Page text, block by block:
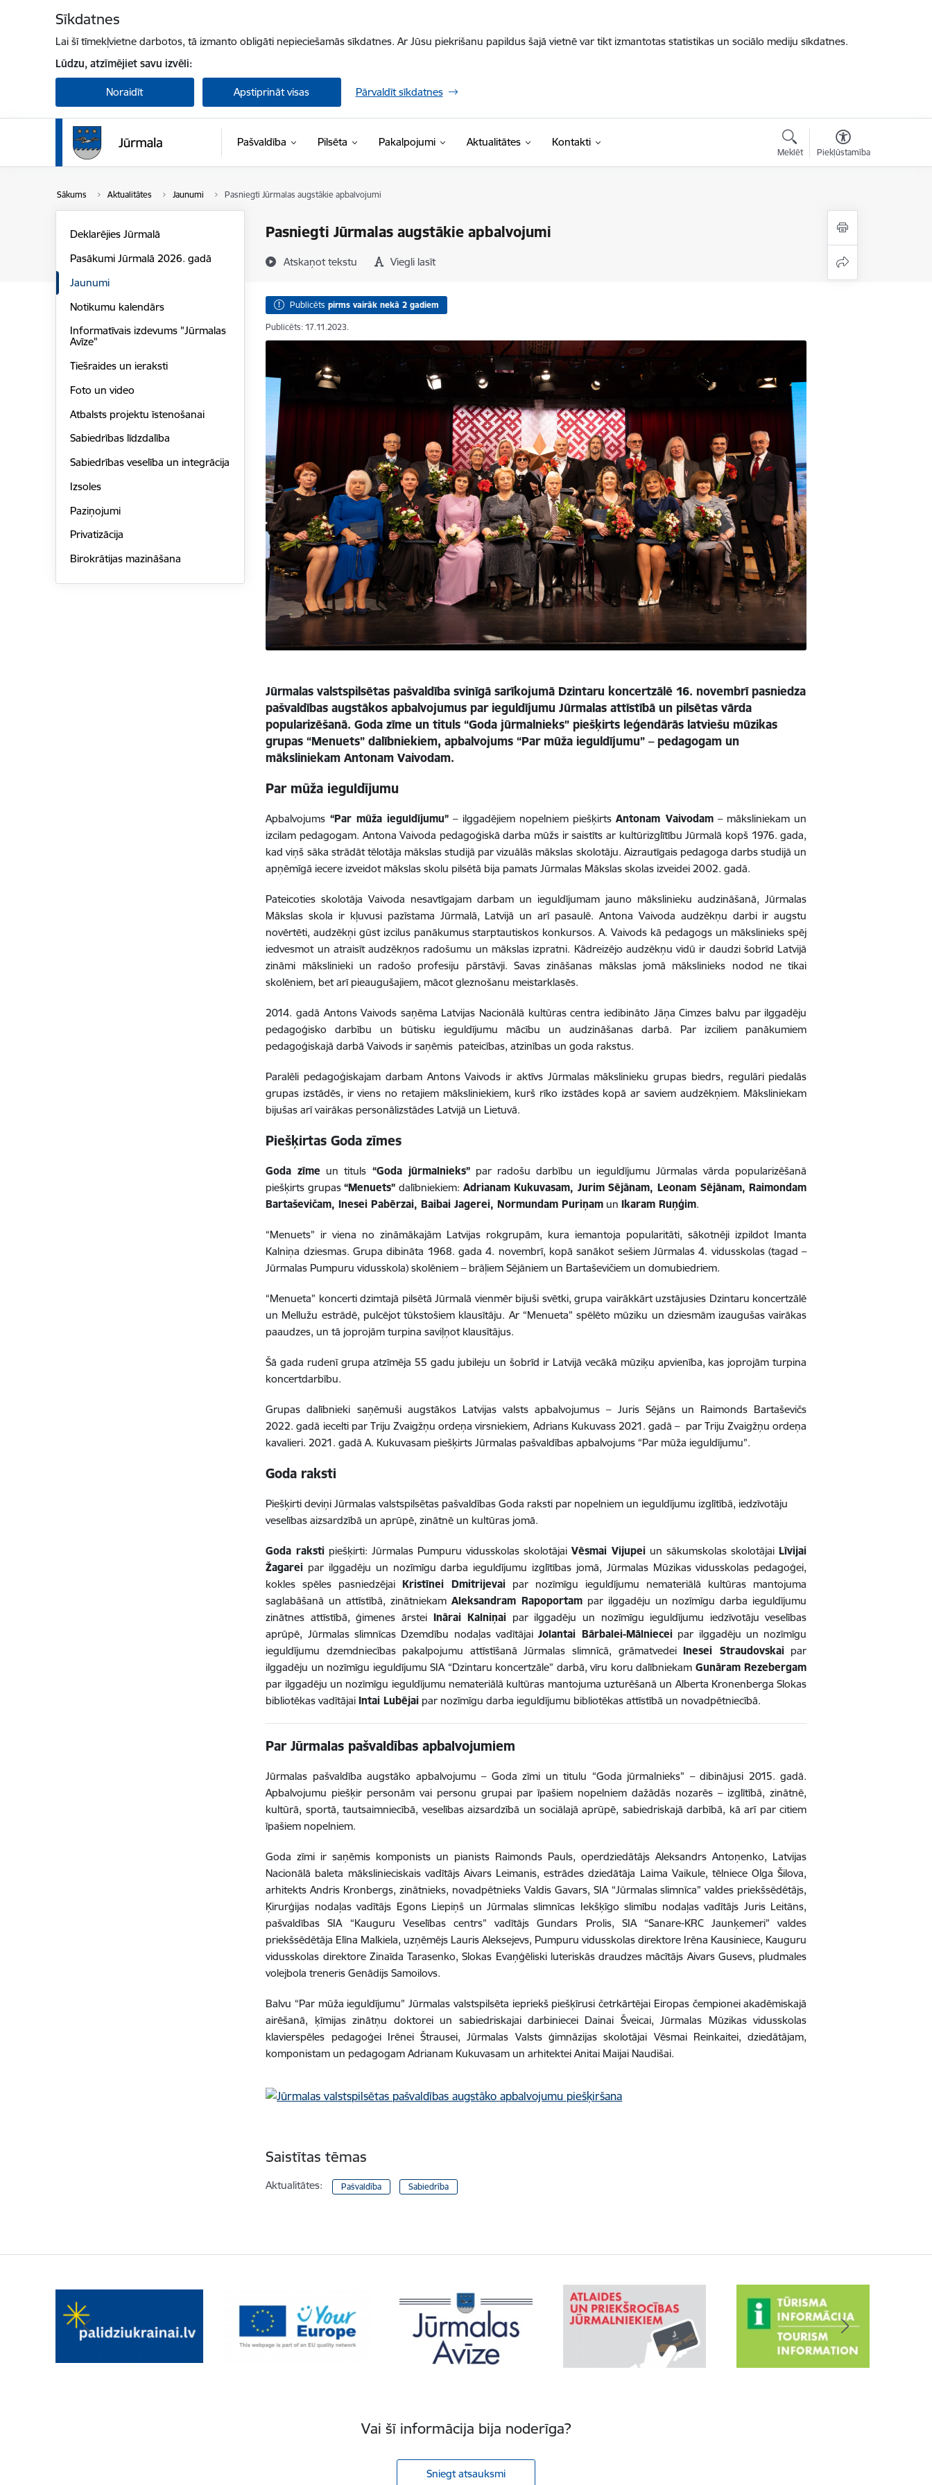
Sīkdatnes
Lai šī tīmekļvietne darbotos, tā izmanto obligāti nepieciešamās sīkdatnes. Ar Jūsu piekrišanu papildus šajā vietnē var tikt izmantotas statistikas un sociālo mediju sīkdatnes.
Lūdzu, atzīmējiet savu izvēli:
Noraidīt Apstiprināt visas Pārvaldīt sīkdatnes
Pašvaldība Pilsēta Pakalpojumi Aktualitātes Kontakti
Meklēt Piekļūstamība
Sākums Aktualitātes Jaunumi Pasniegti Jūrmalas augstākie apbalvojumi
Pasniegti Jūrmalas augstākie apbalvojumi
Atskaņot tekstu Viegli lasīt
Deklarējies Jūrmalā
Pasākumi Jūrmalā 2026. gadā
Jaunumi
Notikumu kalendārs
Informatīvais izdevums "Jūrmalas
Avīze"
Tiešraides un ieraksti
Foto un video
Atbalsts projektu īstenošanai
Sabiedrības līdzdalība
Sabiedrības veselība un integrācija
Izsoles
Paziņojumi
Privatizācija
Birokrātijas mazināšana
Publicēts pirms vairāk nekā 2 gadiem
Publicēts: 17.11.2023.
Jūrmalas valstspilsētas pašvaldība svinīgā sarīkojumā Dzintaru koncertzālē 16. novembrī pasniedza
pašvaldības augstākos apbalvojumus par ieguldījumu Jūrmalas attīstībā un pilsētas vārda
popularizēšanā. Goda zīme un tituls “Goda jūrmalnieks” piešķirts leģendārās latviešu mūzikas
grupas “Menuets” dalībniekiem, apbalvojums “Par mūža ieguldījumu” – pedagogam un
māksliniekam Antonam Vaivodam.
Par mūža ieguldījumu
Apbalvojums “Par mūža ieguldījumu” – ilggadējiem nopelniem piešķirtsAntonam Vaivodam– māksliniekam un
izcilam pedagogam. Antona Vaivoda pedagoģiskā darba mūžs ir saistīts ar kultūrizglītību Jūrmalā kopš 1976. gada,
kad viņš sāka strādāt tēlotāja mākslas studijā par vizuālās mākslas skolotāju. Aizrautīgais pedagoga darbs studijā un
apņēmīgā iecere izveidot mākslas skolu pilsētā bija pamats Jūrmalas Mākslas skolas izveidei 2002. gadā.
Pateicoties skolotāja Vaivoda nesavtīgajam darbam un ieguldījumam jauno mākslinieku audzināšanā, Jūrmalas
Mākslas skola ir kļuvusi pazīstama Jūrmalā, Latvijā un arī pasaulē. Antona Vaivoda audzēkņu darbi ir augstu
novērtēti, audzēkņi gūst izcilus panākumus starptautiskos konkursos. A. Vaivods kā pedagogs un mākslinieks spēj
iedvesmot un atraisīt audzēkņos radošumu un mākslas izpratni. Kādreizējo audzēkņu vidū ir daudzi šobrīd Latvijā
zināmi mākslinieki un radošo profesiju pārstāvji. Savas zināšanas mākslas jomā mākslinieks nodod ne tikai
skolēniem, bet arī pieaugušajiem, mācot gleznošanu meistarklasēs.
2014. gadā Antons Vaivods saņēma Latvijas Nacionālā kultūras centra iedibināto Jāņa Cimzes balvu par ilggadēju
pedagoģisko darbību un būtisku ieguldījumu mācību un audzināšanas darbā. Par izciliem panākumiem
pedagoģiskajā darbā Vaivods ir saņēmis pateicības, atzinības un goda rakstus.
Paralēli pedagoģiskajam darbam Antons Vaivods ir aktīvs Jūrmalas mākslinieku grupas biedrs, regulāri piedalās
grupas izstādēs, ir viens no retajiem māksliniekiem, kurš rīko izstādes kopā ar saviem audzēkņiem. Māksliniekam
bijušas arī vairākas personālizstādes Latvijā un Lietuvā.
Piešķirtas Goda zīmes
Goda zīme un tituls “Goda jūrmalnieks”par radošu darbību un ieguldījumu Jūrmalas vārda popularizēšanā
piešķirts grupas“Menuets” dalībniekiem: Adrianam Kukuvasam, Jurim Sējānam, Leonam Sējānam, Raimondam
Bartaševičam, Inesei Pabērzai, Baibai Jagerei, Normundam Puriņam unIkaram Ruņģim.
“Menuets” ir viena no zināmākajām Latvijas rokgrupām, kura iemantoja popularitāti, sākotnēji izpildot Imanta
Kalniņa dziesmas. Grupa dibināta 1968. gada 4. novembrī, kopā sanākot sešiem Jūrmalas 4. vidusskolas (tagad –
Jūrmalas Pumpuru vidusskola) skolēniem – brāļiem Sējāniem un Bartaševičiem un domubiedriem.
“Menueta” koncerti dzimtajā pilsētā Jūrmalā vienmēr bijuši svētki, grupa vairākkārt uzstājusies Dzintaru koncertzālē
un Mellužu estrādē, pulcējot tūkstošiem klausītāju. Ar “Menueta” spēlēto mūziku un dziesmām izaugušas vairākas
paaudzes, un tā joprojām turpina saviļņot klausītājus.
Šā gada rudenī grupa atzīmēja 55 gadu jubileju un šobrīd ir Latvijā vecākā mūziķu apvienība, kas joprojām turpina
koncertdarbību.
Grupas dalībnieki saņēmuši augstākos Latvijas valsts apbalvojumus – Juris Sējāns un Raimonds Bartaševičs
2022. gadā iecelti par Triju Zvaigžņu ordeņa virsniekiem, Adrians Kukuvass 2021. gadā – par Triju Zvaigžņu ordeņa
kavalieri. 2021. gadā A. Kukuvasam piešķirts Jūrmalas pašvaldības apbalvojums “Par mūža ieguldījumu”.
Goda raksti
Piešķirti deviņi Jūrmalas valstspilsētas pašvaldības Goda raksti par nopelniem un ieguldījumu izglītībā, iedzīvotāju
veselības aizsardzībā un aprūpē, zinātnē un kultūras jomā.
Goda raksti piešķirti: Jūrmalas Pumpuru vidusskolas skolotājaiVēsmai Vijupei un sākumskolas skolotājaiLīvijai
Žagarei par ilggadēju un nozīmīgu darba ieguldījumu izglītības jomā, Jūrmalas Mūzikas vidusskolas pedagoģei,
kokles spēles pasniedzējaiKristīnei Dmitrijevai par nozīmīgu ieguldījumu nemateriālā kultūras mantojuma
saglabāšanā un attīstībā, zinātniekam Aleksandram Rapoportampar ilggadēju un nozīmīgu darba ieguldījumu
zinātnes attīstībā, ģimenes ārstei Inārai Kalniņai par ilggadēju un nozīmīgu ieguldījumu iedzīvotāju veselības
aprūpē, Jūrmalas slimnīcas Dzemdību nodaļas vadītājaiJolantai Bārbalei-Mālnieceipar ilggadēju un nozīmīgu
ieguldījumu dzemdniecības pakalpojumu attīstīšanā Jūrmalas slimnīcā, grāmatvedeiInesei Straudovskaipar
ilggadēju un nozīmīgu ieguldījumu SIA “Dzintaru koncertzāle” darbā, vīru koru dalībniekam Gunāram Rezebergam
par ilggadēju un nozīmīgu ieguldījumu nemateriālā kultūras mantojuma uzturēšanā un Alberta Kronenberga Slokas
bibliotēkas vadītājaiIntai Lubējai par nozīmīgu darba ieguldījumu bibliotēkas attīstībā un novadpētniecībā.
Par Jūrmalas pašvaldības apbalvojumiem
Jūrmalas pašvaldība augstāko apbalvojumu – Goda zīmi un titulu “Goda jūrmalnieks” – dibinājusi 2015. gadā.
Apbalvojumu piešķir personām vai personu grupai par īpašiem nopelniem dažādās nozarēs – izglītībā, zinātnē,
kultūrā, sportā, tautsaimniecībā, veselības aizsardzībā un sociālajā aprūpē, sabiedriskajā darbībā, kā arī par citiem
īpašiem nopelniem.
Goda zīmi ir saņēmis komponists un pianists Raimonds Pauls, operdziedātājs Aleksandrs Antoņenko, Latvijas
Nacionālā baleta mākslinieciskais vadītājs Aivars Leimanis, estrādes dziedātāja Laima Vaikule, tēlniece Olga Šilova,
arhitekts Andris Kronbergs, zinātnieks, novadpētnieks Valdis Gavars, SIA “Jūrmalas slimnīca” valdes priekšsēdētājs,
Ķirurģijas nodaļas vadītājs Egons Liepiņš un Jūrmalas slimnīcas Iekšķīgo slimību nodaļas vadītājs Juris Leitāns,
pašvaldības SIA “Kauguru Veselības centrs” vadītājs Gundars Prolis, SIA “Sanare-KRC Jaunķemeri” valdes
priekšsēdētāja Elīna Malkiela, uzņēmējs Lauris Aleksejevs, Pumpuru vidusskolas direktore Irēna Kausiniece, Kauguru
vidusskolas direktore Zinaīda Tarasenko, Slokas Evaņģēliski luteriskās draudzes mācītājs Aivars Gusevs, pludmales
volejbola treneris Genādijs Samoilovs.
Balvu “Par mūža ieguldījumu” Jūrmalas valstspilsēta iepriekš piešķīrusi četrkārtējai Eiropas čempionei akadēmiskajā
airēšanā, ķīmijas zinātņu doktorei un sabiedriskajai darbiniecei Dainai Šveicai, Jūrmalas Mūzikas vidusskolas
klavierspēles pedagoģei Irēnei Štrausei, Jūrmalas Valsts ģimnāzijas skolotājai Vēsmai Reinkaitei, dziedātājam,
komponistam un pedagogam Adrianam Kukuvasam un arhitektei Anitai Maijai Naudišai.
Saistītas tēmas
Aktualitātes: Pašvaldība Sabiedrība
Vai šī informācija bija noderīga?
Sniegt atsauksmi